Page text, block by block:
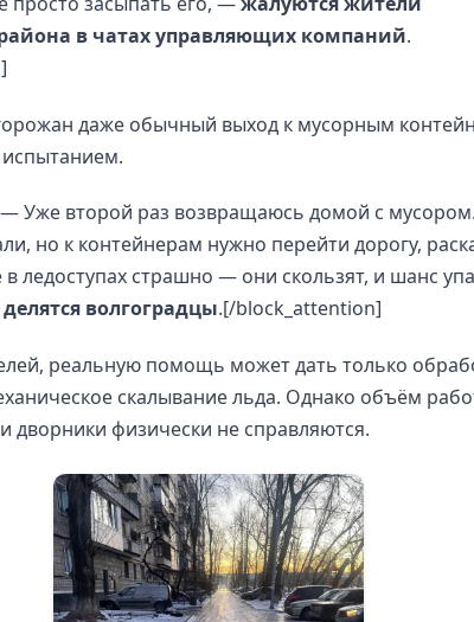
в чатах управляющих компаний.
даже обычный выход к мусорным
Уже второй раз возвращаюсь домой с
но к контейнерам нужно перейти дорогу,
в ледоступах страшно — они скользят, и шанс
делятся волгоградцы.[/block_attention]
реальную помощь может дать только
скалывание льда. Однако объём
дворники физически не справляются.